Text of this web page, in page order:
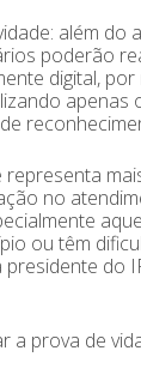
além do
poderão
digital, por
apenas
representa
no
ou têm
do
a prova de